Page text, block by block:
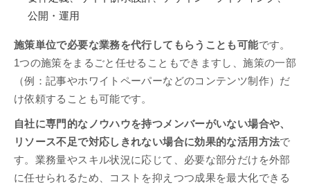
公開・運用
施策単位で必要な業務を代行してもらうことも可能です。
1つの施策をまるごと任せることもできますし、施策の一部
（例：記事やホワイトペーパーなどのコンテンツ制作）だ
け依頼することも可能です。
自社に専門的なノウハウを持つメンバーがいない場合や、
リソース不足で対応しきれない場合に効果的な活用方法で
す。業務量やスキル状況に応じて、必要な部分だけを外部
に任せられるため、コストを抑えつつ成果を最大化できる